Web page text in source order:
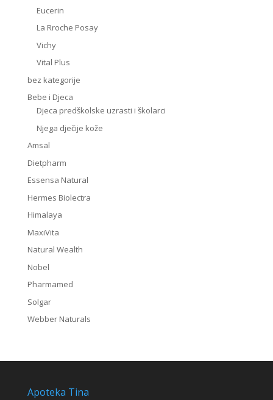
Eucerin
La Rroche Posay
Vichy
Vital Plus
bez kategorije
Bebe i Djeca
Djeca predškolske uzrasti i školarci
Njega dječije kože
Amsal
Dietpharm
Essensa Natural
Hermes Biolectra
Himalaya
MaxiVita
Natural Wealth
Nobel
Pharmamed
Solgar
Webber Naturals
Apoteka Tina